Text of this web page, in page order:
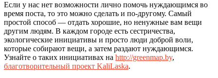
Если у нас нет возможности лично помочь нуждающимся во
время поста, то это можно сделать и по-другому. Самый
простой способ — отдать хорошие, но ненужные вам вещи
другим людям. В каждом городе есть сестричества,
экологические инициативы и просто люди доброй воли,
которые собирают вещи, а затем раздают нуждающимся.
Узнайте о таких инициативах на http://greenmap.by,
благотворительный проект KaliLaska.